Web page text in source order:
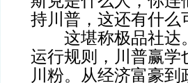
持川普，这还有什么
这堪称极品社达
运行规则，川普赢学
川粉。从经济富豪